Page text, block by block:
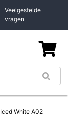
Veelgestelde
vragen
White A02